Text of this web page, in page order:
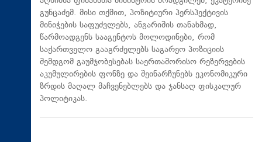
გუნცაძემ. მისი თქმით, პოზიტიური პერსპექტივის
მინიჭების საფუძვლებს, ანგარიშის თანახმად,
წარმოადგენს სააგენტოს მოლოდინები, რომ
საქართველო გააგრძელებს საგარეო პოზიციის
შემდგომ გაუმჯობესებას საერთაშორისო რეზერვების
აკუმულირების ფონზე და შეინარჩუნებს ეკონომიკური
ზრდის მაღალ მაჩვენებლებს და ჯანსაღ ფისკალურ
პოლიტიკას.